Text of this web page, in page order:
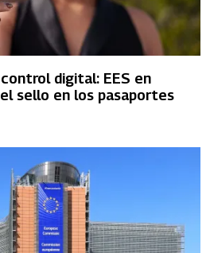
digital: EES en
sello en los pasaportes